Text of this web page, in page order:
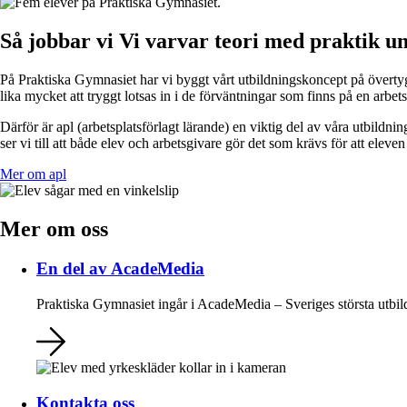
Så jobbar vi Vi varvar teori med praktik
På Praktiska Gymnasiet har vi byggt vårt utbildningskoncept på
lika mycket att tryggt lotsas in i de förväntningar som finns på en
Därför är apl (arbetsplatsförlagt lärande) en viktig del av våra
ser vi till att både elev och arbetsgivare gör det som krävs för att
Mer om apl
Mer om oss
En del av AcadeMedia
Praktiska Gymnasiet ingår i AcadeMedia – Sveriges största
Kontakta oss